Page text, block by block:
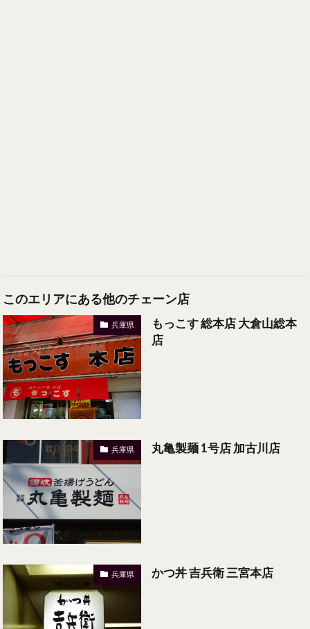
このエリアにある他のチェーン店
兵庫県
もっこす 総本店 大倉山総本
店
兵庫県 丸亀製麺 1号店 加古川店
兵庫県 かつ丼 吉兵衛 三宮本店